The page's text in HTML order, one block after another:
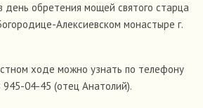
день обретения мощей святого старца
Алексиевском монастыре г.
ходе можно узнать по телефону
945-04-45 (отец Анатолий).